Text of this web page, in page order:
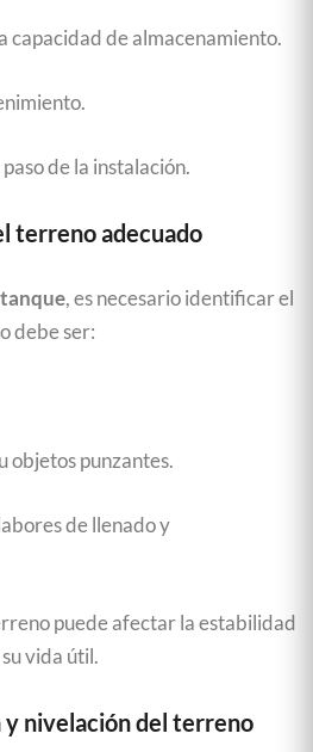
capacidad de almacenamiento.
de la instalación.
terreno adecuado
, es necesario identificar el
debe ser:
objetos punzantes.
de llenado y
puede afectar la estabilidad
vida útil.
y nivelación del terreno